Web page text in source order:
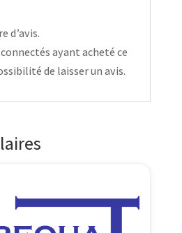
d’avis.
ayant acheté ce
de laisser un avis.